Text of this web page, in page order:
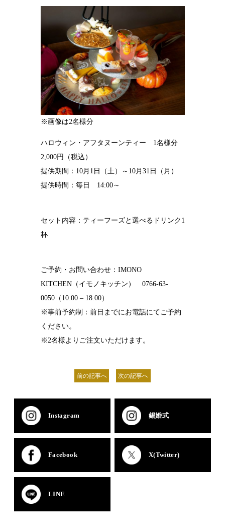
錫リサイクル
プロジェクト
採用情報
※画像は2名様分
ハロウィン・アフタヌーンティー 1名様分
2,000円（税込）
提供期間：10月1日（土）～10月31日（月）
提供時間：毎日 14:00～
セット内容：ティーフーズと選べるドリンク1
杯
ご予約・お問い合わせ：IMONO
KITCHEN（イモノキッチン） 0766-63-
0050（10:00 – 18:00）
※事前予約制：前日までにお電話にてご予約
ください。
※2名様よりご注文いただけます。
前の記事へ 次の記事へ
Instagram 錫婚式
Facebook X(Twitter)
LINE